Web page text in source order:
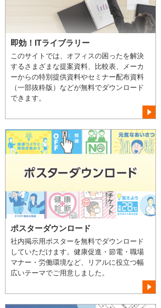
即効！ITライブラリー
このサイトでは、オフィスの困ったを解決
するさまざまな提案資料、比較表、メーカ
ーからの特別提供資料やセミナー配布資料
（一部抜粋版）などが無料でダウンロード
できます。
ポスターダウンロード
社内掲示用ポスターを無料でダウンロード
していただけます。健康促進・節電・職場
マナー・労働環境など、リアルに役立つ幅
広いテーマでご用意しました。